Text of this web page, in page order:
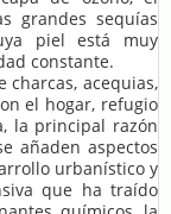
grandes sequías
piel está muy
constante.
charcas, acequias,
el hogar, refugio
la principal razón
añaden aspectos
urbanístico y
que ha traído